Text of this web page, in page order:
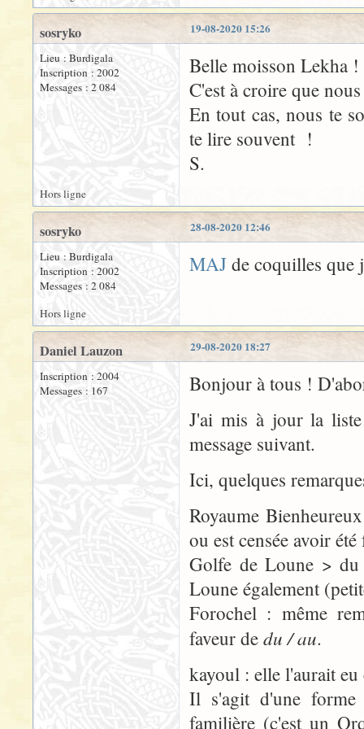
19-08-2020 15:26
sosryko
Lieu : Burdigala
Inscription : 2002
Messages : 2 084
Belle moisson Lekha !
C'est à croire que
En tout cas, nous te
te lire souvent !
S.
Hors ligne
28-08-2020 12:46
sosryko
Lieu : Burdigala
Inscription : 2002
Messages : 2 084
MAJ de coquilles que
Hors ligne
29-08-2020 18:27
Daniel Lauzon
Inscription : 2004
Messages : 167
Bonjour à tous !
J'ai mis à jour la
message suivant.
Ici, quelques
Royaume
ou est censée avoir été
Golfe de Loune >
Loune également
Forochel : même
faveur de du / au.
kayoul : elle l'aurait eu
Il s'agit d'une forme
familière (c'est un